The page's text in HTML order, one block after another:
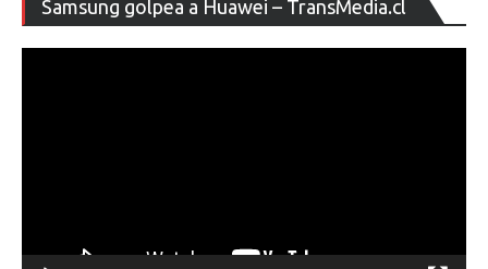
Samsung golpea a Huawei – TransMedia.cl
de